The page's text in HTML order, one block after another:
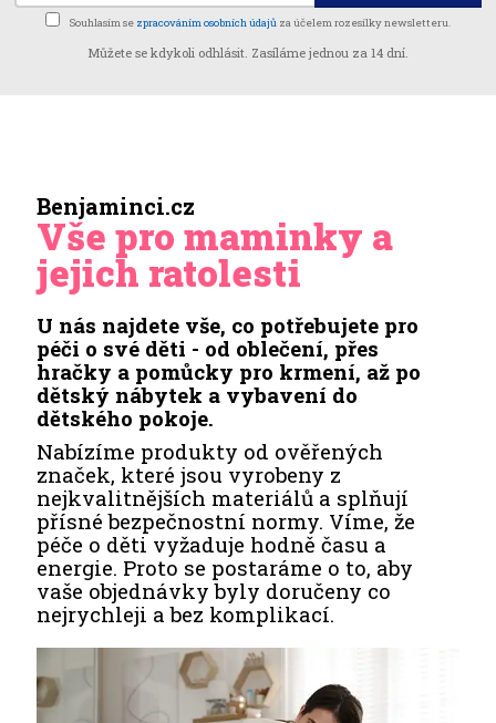
Souhlasím se zpracováním osobních údajů za účelem rozesílky newsletteru.
Můžete se kdykoli odhlásit. Zasíláme jednou za 14 dní.
Benjaminci.cz
Vše pro maminky a
jejich ratolesti
U nás najdete vše, co potřebujete pro
péči o své děti - od oblečení, přes
hračky a pomůcky pro krmení, až po
dětský nábytek a vybavení do
dětského pokoje.
Nabízíme produkty od ověřených
značek, které jsou vyrobeny z
nejkvalitnějších materiálů a splňují
přísné bezpečnostní normy. Víme, že
péče o děti vyžaduje hodně času a
energie. Proto se postaráme o to, aby
vaše objednávky byly doručeny co
nejrychleji a bez komplikací.